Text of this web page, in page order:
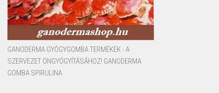
GANODERMA GYÓGYGOMBA TERMÉKEK - A
SZERVEZET ÖNGYÓGYÍTÁSÁHOZ! GANODERMA
GOMBA SPIRULINA